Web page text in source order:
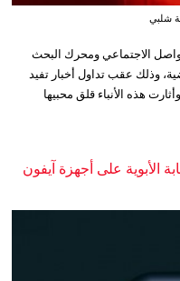
شلبي
الاجتماعي ومحرك البحث
وذلك عقب تداول أخبار تفيد
هذه الأنباء قلق محبيها
الأبوية على أجهزة آيفون